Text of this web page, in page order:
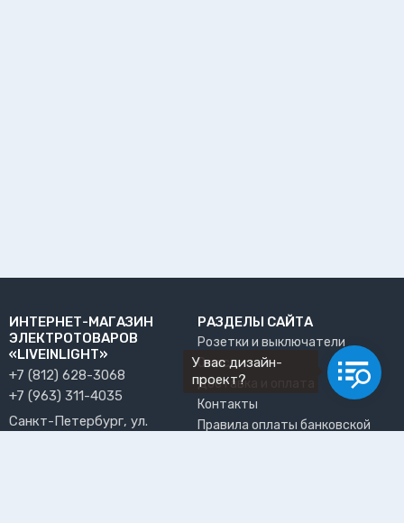
ИНТЕРНЕТ-МАГАЗИН
ЭЛЕКТРОТОВАРОВ
«LIVEINLIGHT»
+7 (812) 628-3068
+7 (963) 311-4035
Санкт-Петербург, ул.
РАЗДЕЛЫ САЙТА
Розетки и выключатели
О нас
Доставка и оплата
Контакты
Правила оплаты банковской
У вас дизайн-
проект?